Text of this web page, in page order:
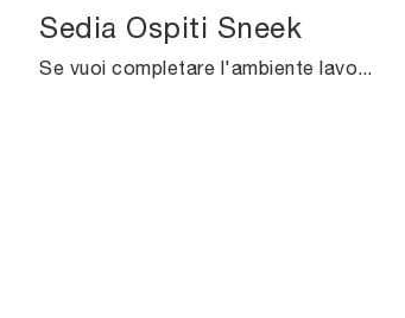
Sedia Ospiti Sneek
Se vuoi completare l'ambiente lavorativo, ecco qui il modello Sedia Ospiti Sneek di Cinquanta3 tra diverse proposte di sedie ospiti e attesa.